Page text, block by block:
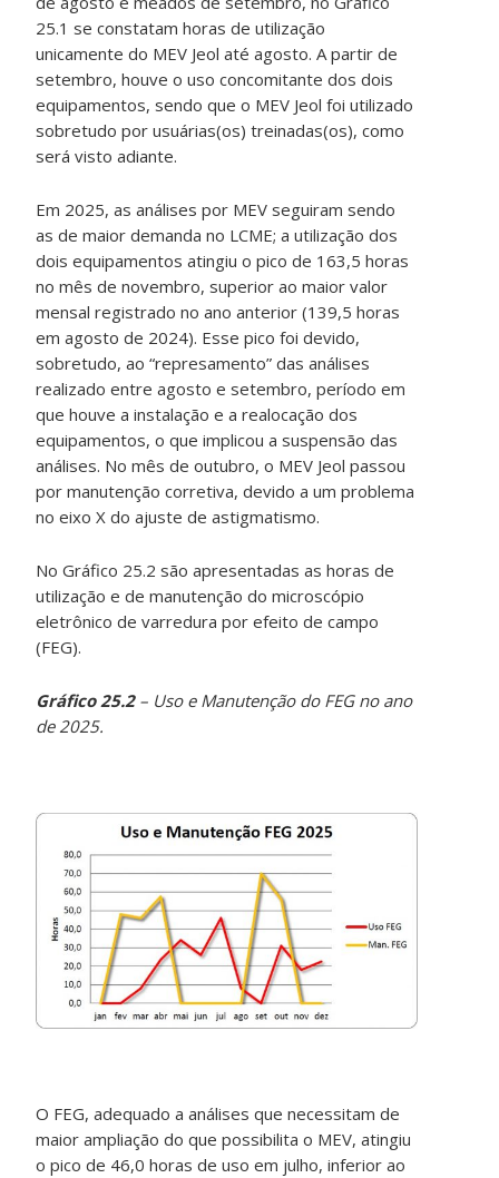
25.1 se constatam horas de utilização
unicamente do MEV Jeol até agosto. A partir de
setembro, houve o uso concomitante dos dois
equipamentos, sendo que o MEV Jeol foi utilizado
sobretudo por usuárias(os) treinadas(os), como
será visto adiante.
Em 2025, as análises por MEV seguiram sendo
as de maior demanda no LCME; a utilização dos
dois equipamentos atingiu o pico de 163,5 horas
no mês de novembro, superior ao maior valor
mensal registrado no ano anterior (139,5 horas
em agosto de 2024). Esse pico foi devido,
sobretudo, ao “represamento” das análises
realizado entre agosto e setembro, período em
que houve a instalação e a realocação dos
equipamentos, o que implicou a suspensão das
análises. No mês de outubro, o MEV Jeol passou
por manutenção corretiva, devido a um problema
no eixo X do ajuste de astigmatismo.
No Gráfico 25.2 são apresentadas as horas de
utilização e de manutenção do microscópio
eletrônico de varredura por efeito de campo
(FEG).
Gráfico 25.2– Uso e Manutenção do FEG no ano
de 2025.
O FEG, adequado a análises que necessitam de
maior ampliação do que possibilita o MEV, atingiu
o pico de 46,0 horas de uso em julho, inferior ao